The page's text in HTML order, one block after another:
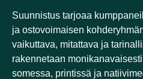
Suunnistus tarjoaa
ja ostovoimaisen
vaikuttava, mitattava ja
rakennetaan
somessa, printissä ja